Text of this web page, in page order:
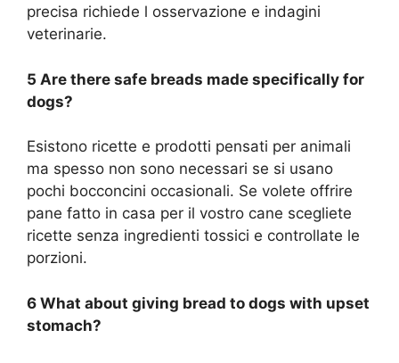
precisa richiede l osservazione e indagini
veterinarie.
5 Are there safe breads made specifically for
dogs?
Esistono ricette e prodotti pensati per animali
ma spesso non sono necessari se si usano
pochi bocconcini occasionali. Se volete offrire
pane fatto in casa per il vostro cane scegliete
ricette senza ingredienti tossici e controllate le
porzioni.
6 What about giving bread to dogs with upset
stomach?